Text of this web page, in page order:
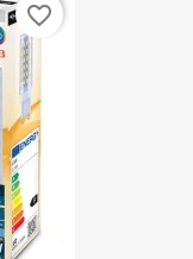
favorite_border